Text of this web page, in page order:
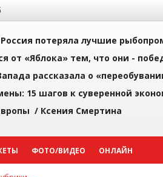
потеряла лучшие
от «Яблока» тем, что они -
рассказала о
15 шагов к суверенной
/ Ксения Смертина
ФОТО/ВИДЕО ОНЛАЙН